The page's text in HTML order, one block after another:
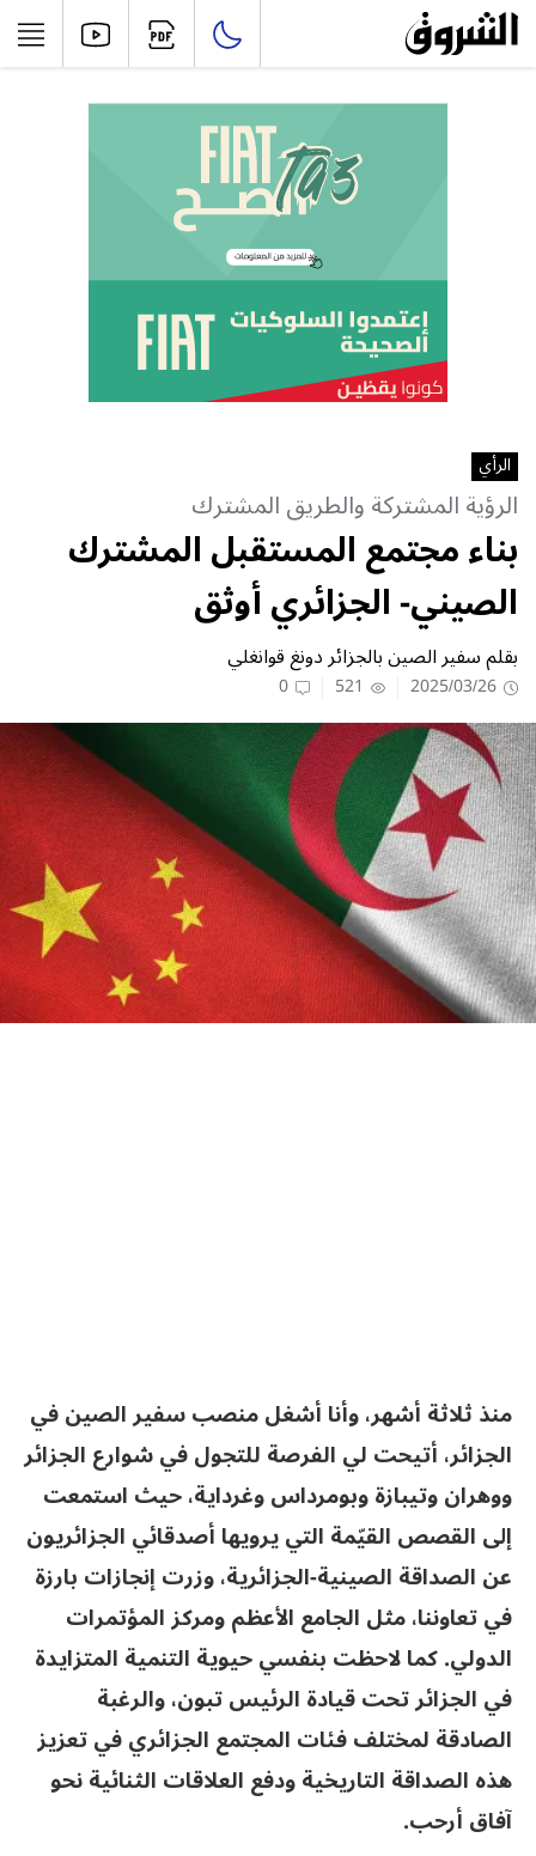
الرأي
الرؤية المشتركة والطريق المشترك
بناء مجتمع المستقبل المشترك
الصيني- الجزائري أوثق
بقلم سفير الصين بالجزائر دونغ قوانغلي
2025/03/26
521
0
منذ ثلاثة أشهر، وأنا أشغل منصب سفير الصين في
الجزائر، أتيحت لي الفرصة للتجول في شوارع الجزائر
ووهران وتيبازة وبومرداس وغرداية، حيث استمعت
إلى القصص القيّمة التي يرويها أصدقائي الجزائريون
عن الصداقة الصينية-الجزائرية، وزرت إنجازات بارزة
في تعاوننا، مثل الجامع الأعظم ومركز المؤتمرات
الدولي. كما لاحظت بنفسي حيوية التنمية المتزايدة
في الجزائر تحت قيادة الرئيس تبون، والرغبة
الصادقة لمختلف فئات المجتمع الجزائري في تعزيز
هذه الصداقة التاريخية ودفع العلاقات الثنائية نحو
آفاق أرحب.